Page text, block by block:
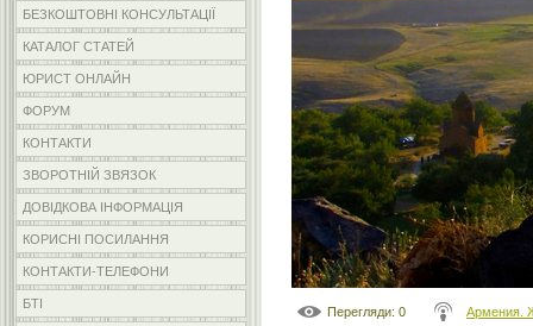
БЕЗКОШТОВНІ КОНСУЛЬТАЦІЇ
КАТАЛОГ СТАТЕЙ
ЮРИСТ ОНЛАЙН
ФОРУМ
КОНТАКТИ
ЗВОРОТНІЙ ЗВЯЗОК
ДОВІДКОВА ІНФОРМАЦІЯ
КОРИСНІ ПОСИЛАННЯ
КОНТАКТИ-ТЕЛЕФОНИ
БТІ
Перегляди: 0 Армения.